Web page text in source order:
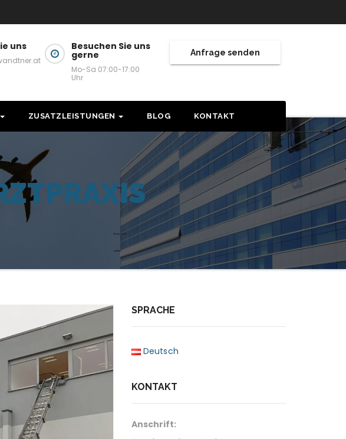
uns Besuchen Sie uns
gerne
Mo-Sa 07:00-17:00
Uhr
Anfrage senden
ZUSATZLEISTUNGEN BLOG KONTAKT
SPRACHE
Deutsch
KONTAKT
Anschrift: